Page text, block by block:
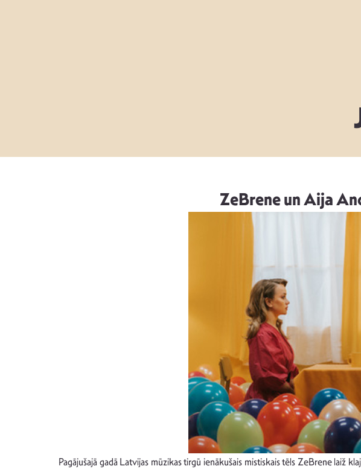
ZeBrene un Aija
Pagājušajā gadā Latvijas mūzikas tirgū ienākušais mistiskais tēls ZeBrene laiž